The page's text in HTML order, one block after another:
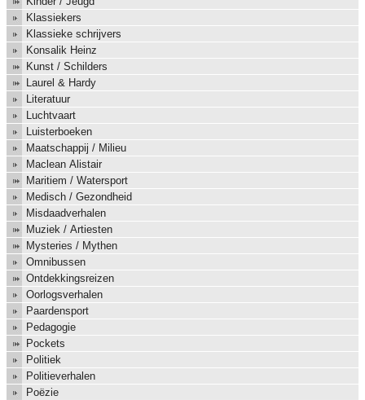
Klassiekers
Klassieke schrijvers
Konsalik Heinz
Kunst / Schilders
Laurel & Hardy
Literatuur
Luchtvaart
Luisterboeken
Maatschappij / Milieu
Maclean Alistair
Maritiem / Watersport
Medisch / Gezondheid
Misdaadverhalen
Muziek / Artiesten
Mysteries / Mythen
Omnibussen
Ontdekkingsreizen
Oorlogsverhalen
Paardensport
Pedagogie
Pockets
Politiek
Politieverhalen
Poëzie